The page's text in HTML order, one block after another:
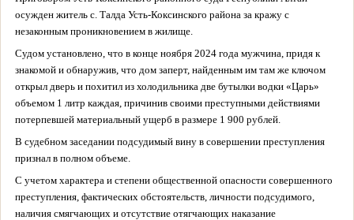
осужден житель с. Талда Усть-Коксинского района за кражу с
незаконным проникновением в жилище.
Судом установлено, что в конце ноября 2024 года мужчина, придя к
знакомой и обнаружив, что дом заперт, найденным им там же ключом
открыл дверь и похитил из холодильника две бутылки водки «Царь»
объемом 1 литр каждая, причинив своими преступными действиями
потерпевшей материальный ущерб в размере 1 900 рублей.
В судебном заседании подсудимый вину в совершении преступления
признал в полном объеме.
С учетом характера и степени общественной опасности совершенного
преступления, фактических обстоятельств, личности подсудимого,
наличия смягчающих и отсутствие отягчающих наказание